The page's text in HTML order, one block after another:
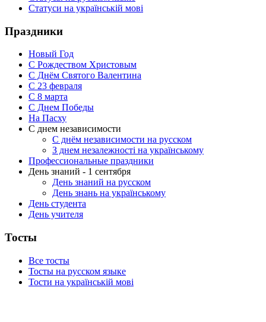
Статуси на українській мові
Праздники
Новый Год
С Рождеством Христовым
С Днём Святого Валентина
С 23 февраля
C 8 марта
С Днем Победы
На Пасху
С днем независимости
С днём независимости на русском
З днем незалежності на українському
Профессиональные праздники
День знаний - 1 сентября
День знаний на русском
День знань на українському
День студента
День учителя
Тосты
Все тосты
Тосты на русском языке
Тости на українській мові